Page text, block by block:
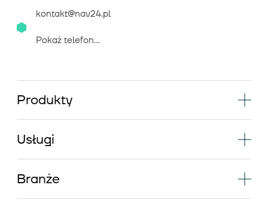
kontakt@nav24.pl
Pokaż telefon...
Produkty
Usługi
Branże